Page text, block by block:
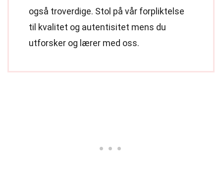
også troverdige. Stol på vår forpliktelse
til kvalitet og autentisitet mens du
utforsker og lærer med oss.